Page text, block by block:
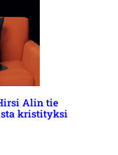
Alin tie
kristityksi